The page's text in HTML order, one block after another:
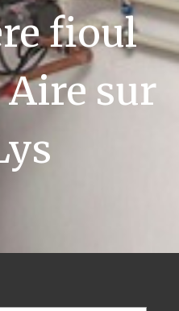
fioul
Aire sur